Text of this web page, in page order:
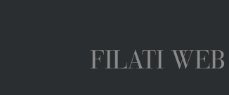
FILATI